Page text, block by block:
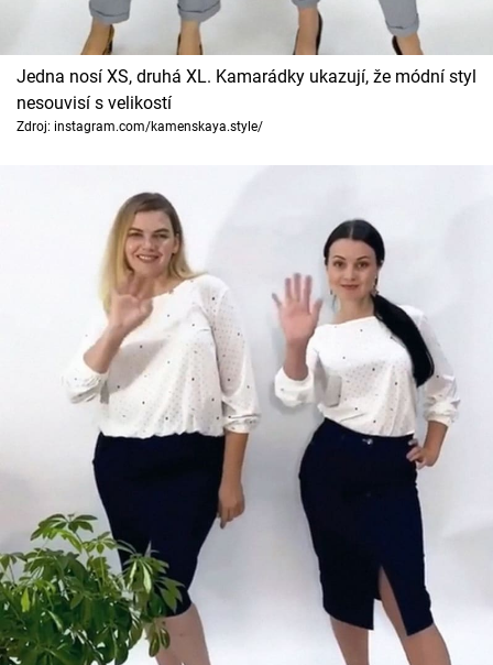
Jedna nosí XS, druhá XL. Kamarádky ukazují, že módní styl
nesouvisí s velikostí
Zdroj: instagram.com/kamenskaya.style/